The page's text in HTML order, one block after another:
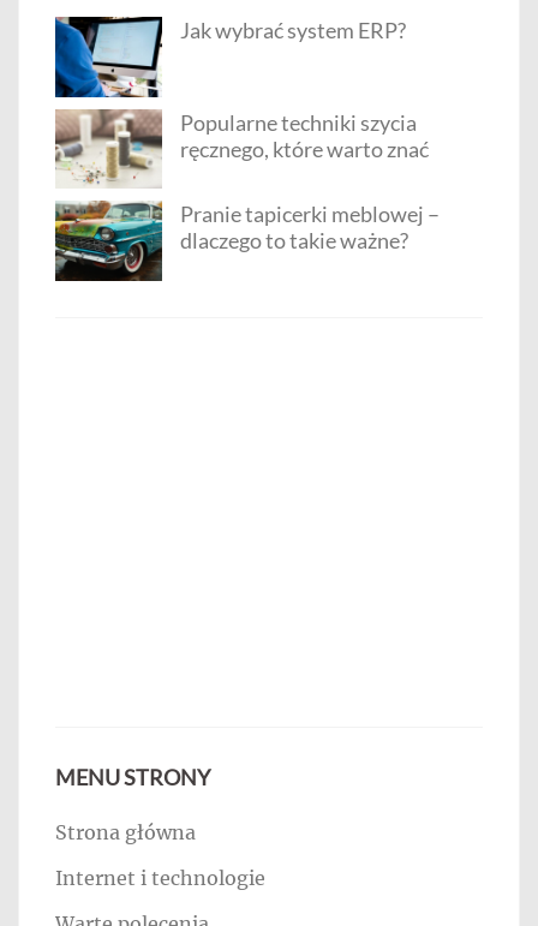
Jak wybrać system ERP?
Popularne techniki szycia
ręcznego, które warto znać
Pranie tapicerki meblowej –
dlaczego to takie ważne?
MENU STRONY
Strona główna
Internet i technologie